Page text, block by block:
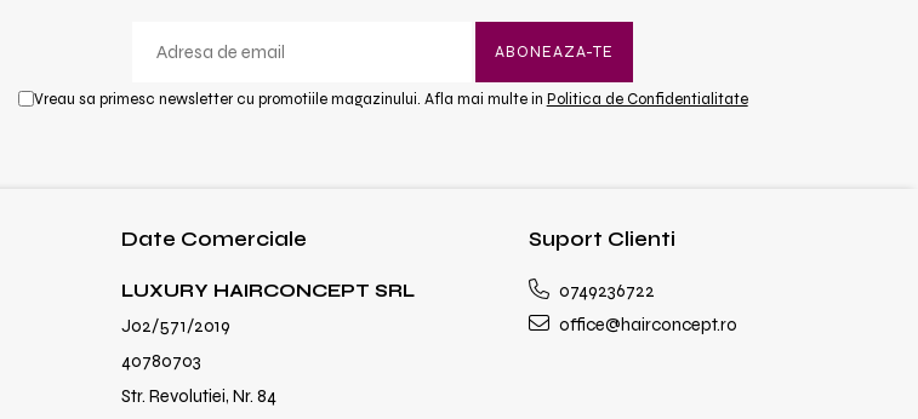
Vreau sa primesc newsletter cu promotiile magazinului. Afla mai multe in Politica de Confidentialitate
Date Comerciale
LUXURY HAIRCONCEPT SRL
J02/571/2019
40780703
Str. Revolutiei, Nr. 84
Suport Clienti
0749236722
office@hairconcept.ro